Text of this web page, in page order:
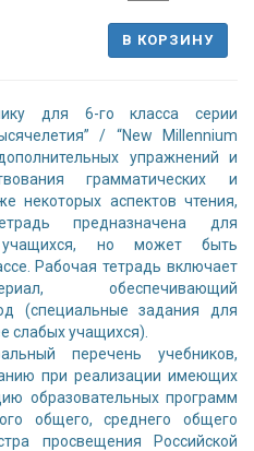
В КОРЗИНУ
для 6-го класса серии
/ “New Millennium
упражнений и
грамматических и
некоторых аспектов чтения,
предназначена для
учащихся, но может быть
Рабочая тетрадь включает
обеспечивающий
(специальные задания для
слабых учащихся).
перечень учебников,
при реализации имеющих
образовательных программ
общего, среднего общего
просвещения Российской